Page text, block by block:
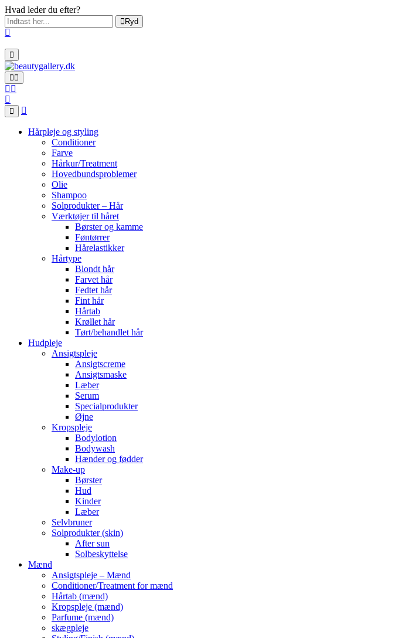
Hvad leder du efter?
Ryd
Hårpleje og styling
Conditioner
Farve
Hårkur/Treatment
Hovedbundsproblemer
Olie
Shampoo
Solprodukter – Hår
Værktøjer til håret
Børster og kamme
Føntørrer
Hårelastikker
Hårtype
Blondt hår
Farvet hår
Fedtet hår
Fint hår
Hårtab
Krøllet hår
Tørt/behandlet hår
Hudpleje
Ansigtspleje
Ansigtscreme
Ansigtsmaske
Læber
Serum
Specialprodukter
Øjne
Kropspleje
Bodylotion
Bodywash
Hænder og fødder
Make-up
Børster
Hud
Kinder
Læber
Selvbruner
Solprodukter (skin)
After sun
Solbeskyttelse
Mænd
Ansigtspleje – Mænd
Conditioner/Treatment for mænd
Hårtab (mænd)
Kropspleje (mænd)
Parfume (mænd)
skægpleje